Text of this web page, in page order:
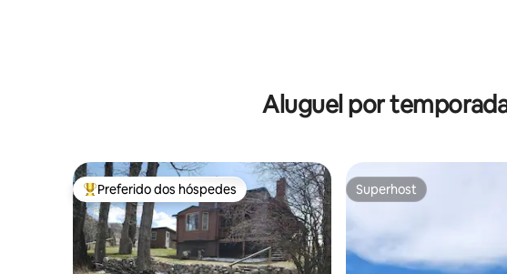
Aluguel por
Entre os melhores preferidos dos hóspedes
Preferido dos hóspedes Superhost
Superhost